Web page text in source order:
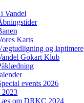
Vandel
Karts
og laptimere
Gokart Klub
events 2026
om DRKC 2024